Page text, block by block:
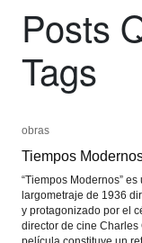
Posts
Tags
obras
Tiempos
“Tiempos Modernos” es
largometraje de 1936
y protagonizado por el
director de cine Charles
obras
Tiempos